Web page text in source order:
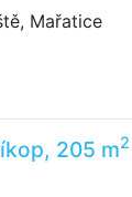
Mařatice
205 m2